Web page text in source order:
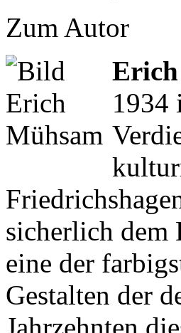
Zum Autor
1934
sicherlich dem
eine der
Gestalten der
Jahrzehnten